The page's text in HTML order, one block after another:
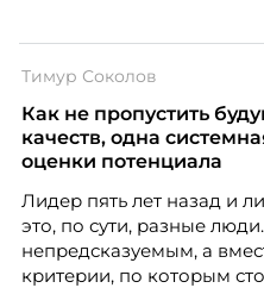
Тимур Соколов
Как не пропустить
качеств, одна
оценки потенциала
Лидер пять лет назад и
это, по сути, разные
непредсказуемым, а
критерии, по которым